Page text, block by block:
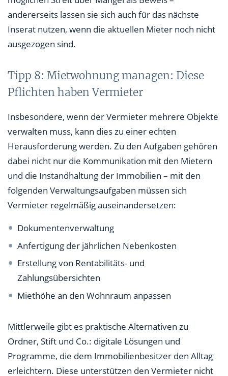
andererseits lassen sie sich auch für das nächste
Inserat nutzen, wenn die aktuellen Mieter noch nicht
ausgezogen sind.
Tipp 8: Mietwohnung managen: Diese
Pflichten haben Vermieter
Insbesondere, wenn der Vermieter mehrere Objekte
verwalten muss, kann dies zu einer echten
Herausforderung werden. Zu den Aufgaben gehören
dabei nicht nur die Kommunikation mit den Mietern
und die Instandhaltung der Immobilien – mit den
folgenden Verwaltungsaufgaben müssen sich
Vermieter regelmäßig auseinandersetzen:
Dokumentenverwaltung
Anfertigung der jährlichen Nebenkosten
Erstellung von Rentabilitäts- und
Zahlungsübersichten
Miethöhe an den Wohnraum anpassen
Mittlerweile gibt es praktische Alternativen zu
Ordner, Stift und Co.: digitale Lösungen und
Programme, die dem Immobilienbesitzer den Alltag
erleichtern. Diese unterstützen den Vermieter nicht